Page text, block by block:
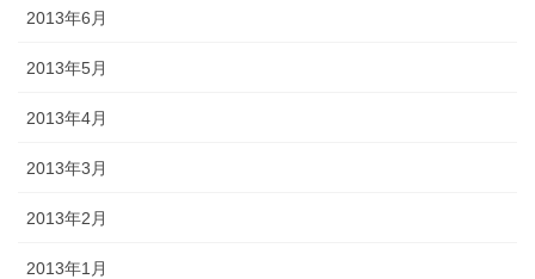
2013年6月
2013年5月
2013年4月
2013年3月
2013年2月
2013年1月